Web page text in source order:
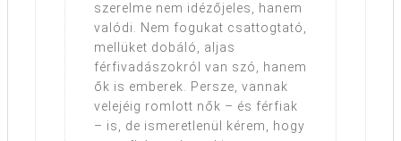
szerelme nem idézőjeles, hanem
valódi. Nem fogukat csattogtató,
mellüket dobáló, aljas
férfivadászokról van szó, hanem
ők is emberek. Persze, vannak
velejéig romlott nők – és férfiak
– is, de ismeretlenül kérem, hogy